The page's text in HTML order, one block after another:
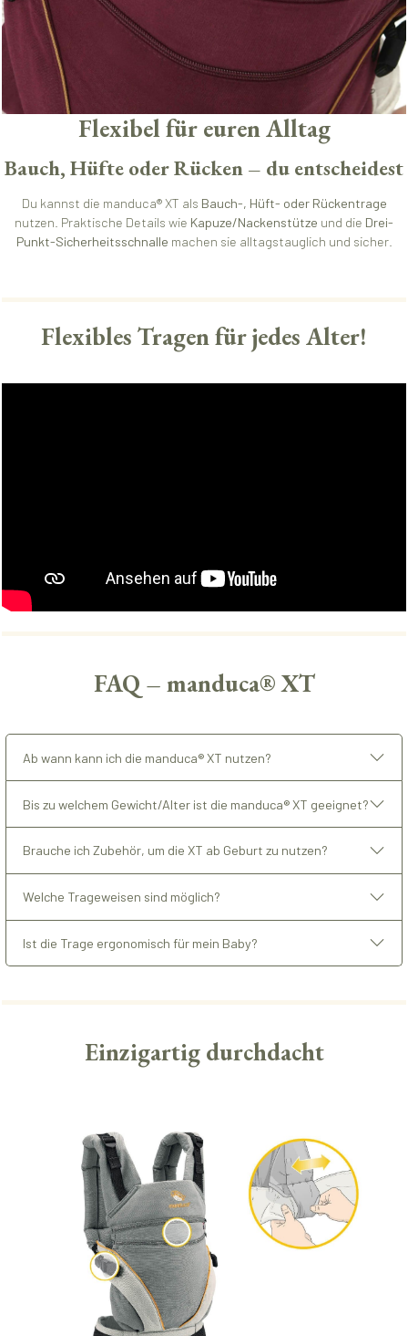
Flexibel für euren Alltag
Bauch, Hüfte oder Rücken – du entscheidest
Du kannst die manduca® XT als Bauch-, Hüft- oder Rückentrage
nutzen. Praktische Details wie Kapuze/Nackenstütze und die Drei-
Punkt-Sicherheitsschnalle machen sie alltagstauglich und sicher.
Flexibles Tragen für jedes Alter!
FAQ – manduca® XT
Ab wann kann ich die manduca® XT nutzen?
Bis zu welchem Gewicht/Alter ist die manduca® XT geeignet?
Brauche ich Zubehör, um die XT ab Geburt zu nutzen?
Welche Trageweisen sind möglich?
Ist die Trage ergonomisch für mein Baby?
Einzigartig durchdacht